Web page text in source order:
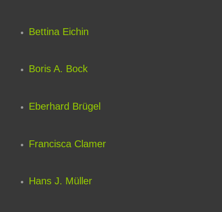
Bettina Eichin
Boris A. Bock
Eberhard Brügel
Francisca Clamer
Hans J. Müller